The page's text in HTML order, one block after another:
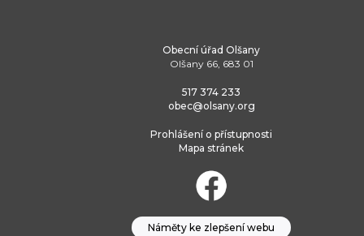
Obecní úřad Olšany
Olšany 66, 683 01
517 374 233
obec@olsany.org
Prohlášení o přístupnosti
Mapa stránek
Náměty ke zlepšení webu